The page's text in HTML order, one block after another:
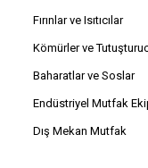
Fırınlar ve Isıtıcılar
Kömürler ve
Baharatlar ve Soslar
Endüstriyel Mutfak
Dış Mekan Mutfak